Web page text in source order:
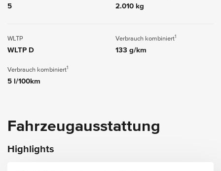
5 2.010 kg
WLTP
WLTP D
Verbrauch kombiniert1
133 g/km
Verbrauch kombiniert1
5 l/100km
Fahrzeugausstattung
Highlights